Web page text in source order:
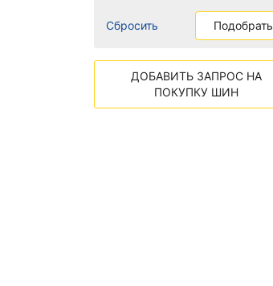
Сбросить Подобрать
ДОБАВИТЬ ЗАПРОС НА
ПОКУПКУ ШИН